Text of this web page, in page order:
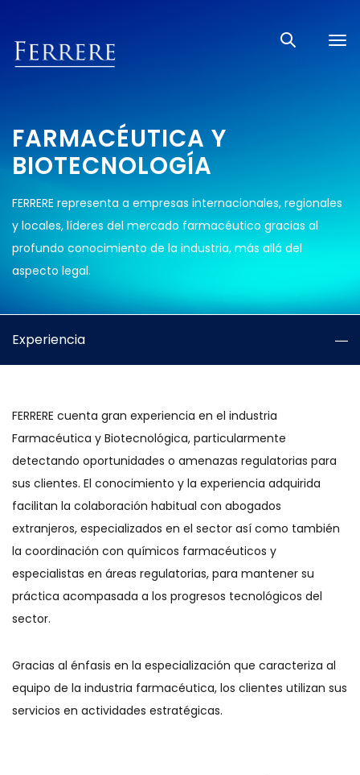
FARMACÉUTICA Y
BIOTECNOLOGÍA
FERRERE representa a empresas internacionales, regionales
y locales, líderes del mercado farmacéutico gracias al
profundo conocimiento de la industria, más allá del
aspecto legal.
Experiencia
FERRERE cuenta gran experiencia en el industria
Farmacéutica y Biotecnológica, particularmente
detectando oportunidades o amenazas regulatorias para
sus clientes. El conocimiento y la experiencia adquirida
facilitan la colaboración habitual con abogados
extranjeros, especializados en el sector así como también
la coordinación con químicos farmacéuticos y
especialistas en áreas regulatorias, para mantener su
práctica acompasada a los progresos tecnológicos del
sector.
Gracias al énfasis en la especialización que caracteriza al
equipo de la industria farmacéutica, los clientes utilizan sus
servicios en actividades estratégicas.